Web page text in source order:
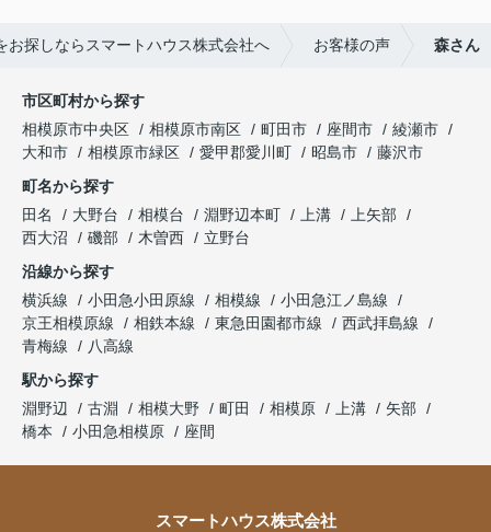
お探しならスマートハウス株式会社へ お客様の声 森さん
市区町村から探す
相模原市中央区
相模原市南区 町田市 座間市
綾瀬市
大和市
相模原市緑区 愛甲郡愛川町 昭島市
藤沢市
町名から探す
田名
大野台 相模台 淵野辺本町 上溝
上矢部
西大沼
磯部 木曽西
立野台
沿線から探す
横浜線
小田急小田原線 相模線
小田急江ノ島線
京王相模原線
相鉄本線 東急田園都市線
西武拝島線
青梅線
八高線
駅から探す
淵野辺
古淵 相模大野 町田 相模原 上溝
矢部
橋本
小田急相模原 座間
スマートハウス株式会社